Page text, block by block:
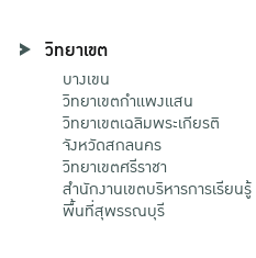
วิทยาเขต
บางเขน
วิทยาเขตกําแพงแสน
วิทยาเขตเฉลิมพระเกียรติ
จังหวัดสกลนคร
วิทยาเขตศรีราชา
สำนักงานเขตบริหารการเรียนรู้
พื้นที่สุพรรณบุรี